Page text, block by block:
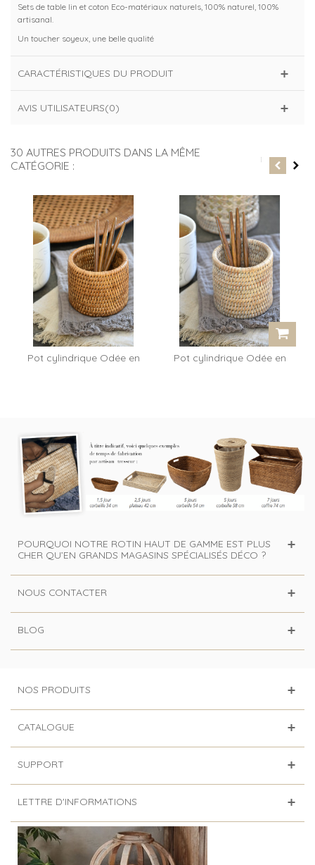
Sets de table lin et coton Eco-matériaux naturels, 100% naturel, 100%
artisanal.
Un toucher soyeux, une belle qualité
CARACTÉRISTIQUES DU PRODUIT
AVIS UTILISATEURS(0)
30 AUTRES PRODUITS DANS LA MÊME
CATÉGORIE :
Pot cylindrique Odée en
Pot cylindrique Odée en
POURQUOI NOTRE ROTIN HAUT DE GAMME EST PLUS
CHER QU’EN GRANDS MAGASINS SPÉCIALISÉS DÉCO ?
NOUS CONTACTER
BLOG
NOS PRODUITS
CATALOGUE
SUPPORT
LETTRE D'INFORMATIONS